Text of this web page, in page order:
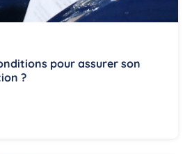
pour assurer son
?